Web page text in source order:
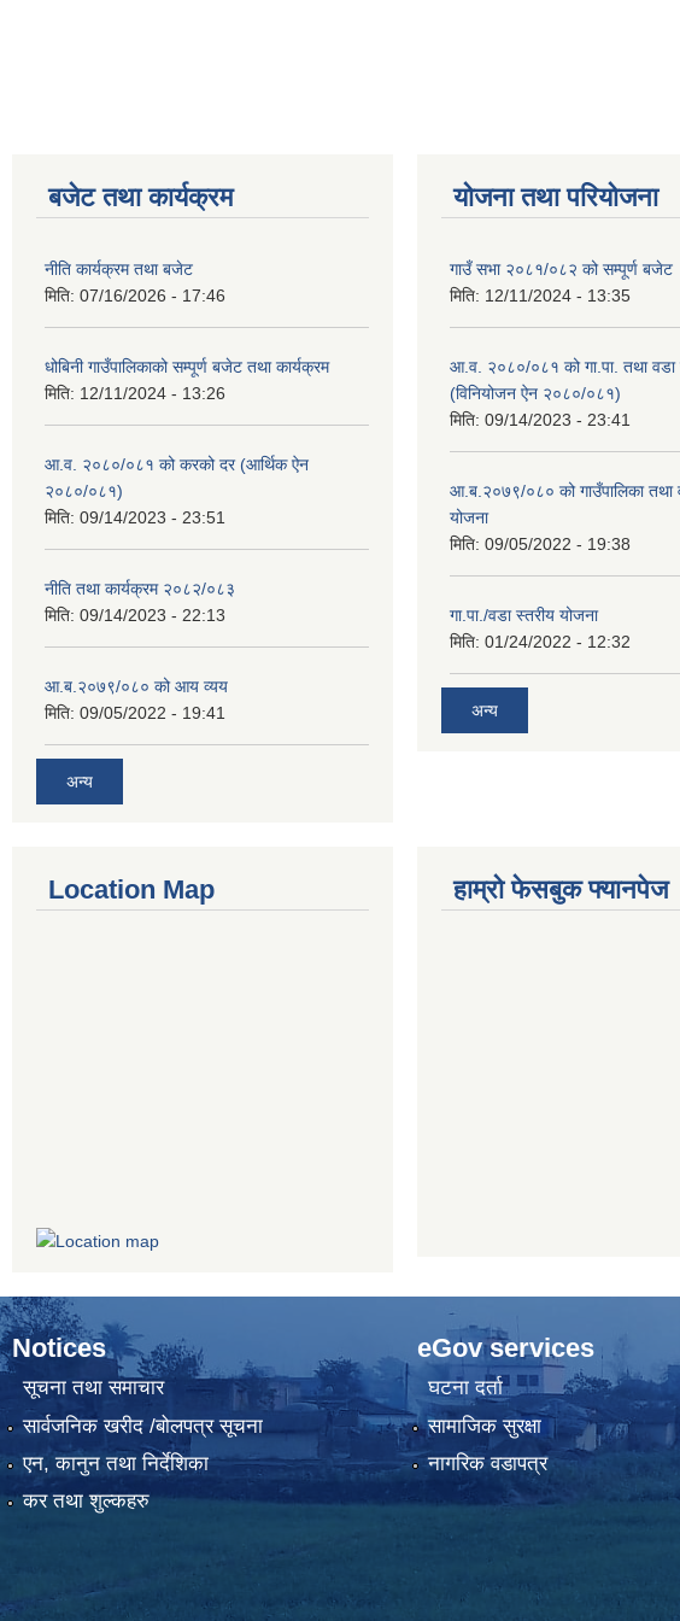
बजेट तथा कार्यक्रम
नीति कार्यक्रम तथा बजेट
मिति: 07/16/2026 - 17:46
धोबिनी गाउँपालिकाको सम्पूर्ण बजेट तथा कार्यक्रम
मिति: 12/11/2024 - 13:26
आ.व. २०८०/०८१ को करको दर (आर्थिक ऐन
२०८०/०८१)
मिति: 09/14/2023 - 23:51
नीति तथा कार्यक्रम २०८२/०८३
मिति: 09/14/2023 - 22:13
आ.ब.२०७९/०८० को आय व्यय
मिति: 09/05/2022 - 19:41
अन्य
योजना तथा परियोजना
गाउँ सभा २०८१/०८२ को सम्पूर्ण बजेट
मिति: 12/11/2024 - 13:35
आ.व. २०८०/०८१ को गा.पा. तथा वडा
(विनियोजन ऐन २०८०/०८१)
मिति: 09/14/2023 - 23:41
आ.ब.२०७९/०८० को गाउँपालिका तथा
योजना
मिति: 09/05/2022 - 19:38
गा.पा./वडा स्तरीय योजना
मिति: 01/24/2022 - 12:32
अन्य
Location Map हाम्रो फेसबुक फ्यानपेज
Notices
सूचना तथा समाचार
सार्वजनिक खरीद /बोलपत्र सूचना
एन, कानुन तथा निर्देशिका
कर तथा शुल्कहरु
eGov services
घटना दर्ता
सामाजिक सुरक्षा
नागरिक वडापत्र